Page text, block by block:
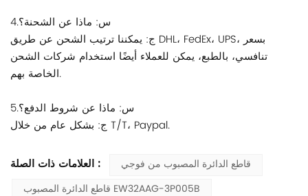
4.س: ماذا عن الشحنة؟
ج: يمكننا ترتيب الشحن عن طريق DHL، FedEx، UPS، بسعر
تنافسي، بالطبع، يمكن للعملاء أيضًا استخدام شركات الشحن
الخاصة بهم.
5.س: ماذا عن شروط الدفع؟
ج: بشكل عام من خلال T/T، Paypal.
العلامات ذات الصلة :
قاطع الدائرة المصبوب من فوجي
قاطع الدائرة المصبوب EW32AAG-3P005B